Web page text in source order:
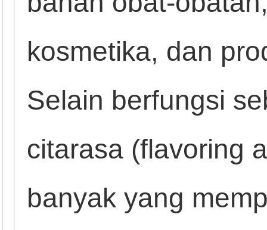
kosmetika, dan
Selain berfungsi
citarasa (flavoring
banyak yang